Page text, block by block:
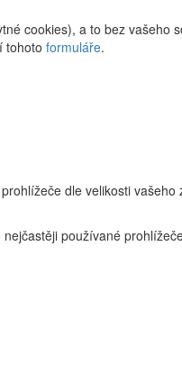
cookies), a to bez vašeho
tohoto formuláře.
dle velikosti
používané